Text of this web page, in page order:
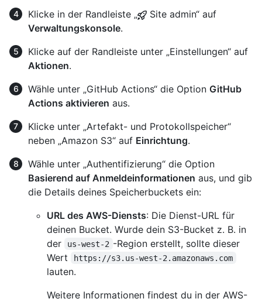
Klicke in der Randleiste „
Site admin“ auf
Verwaltungskonsole.
Klicke auf der Randleiste unter „Einstellungen“ auf
Aktionen.
Wähle unter „GitHub Actions“ die Option GitHub
Actions aktivieren aus.
Klicke unter „Artefakt- und Protokollspeicher“
neben „Amazon S3“ auf Einrichtung.
Wähle unter „Authentifizierung“ die Option
Basierend auf Anmeldeinformationen aus, und gib
die Details deines Speicherbuckets ein:
URL des AWS-Diensts: Die Dienst-URL für
deinen Bucket. Wurde dein S3-Bucket z. B. in
der
us-west-2 -Region erstellt, sollte dieser
Wert
https://s3.us-west-2.amazonaws.com
lauten.
Weitere Informationen findest du in der AWS-